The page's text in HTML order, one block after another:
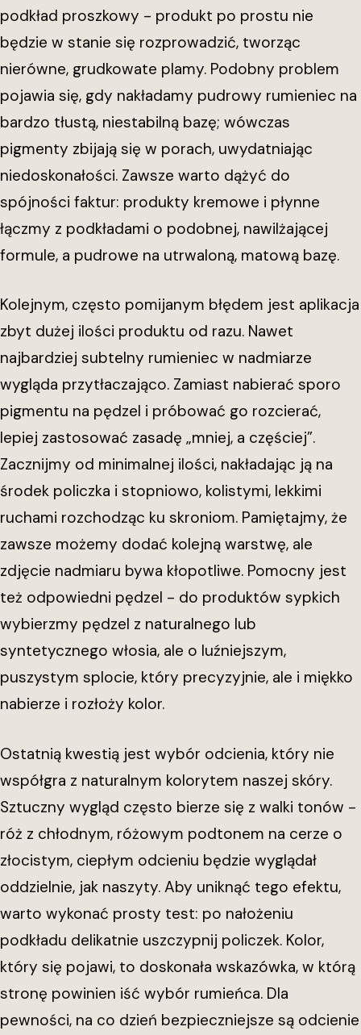
podkład proszkowy - produkt po prostu nie
będzie w stanie się rozprowadzić, tworząc
nierówne, grudkowate plamy. Podobny problem
pojawia się, gdy nakładamy pudrowy rumieniec na
bardzo tłustą, niestabilną bazę; wówczas
pigmenty zbijają się w porach, uwydatniając
niedoskonałości. Zawsze warto dążyć do
spójności faktur: produkty kremowe i płynne
łączmy z podkładami o podobnej, nawilżającej
formule, a pudrowe na utrwaloną, matową bazę.
Kolejnym, często pomijanym błędem jest aplikacja
zbyt dużej ilości produktu od razu. Nawet
najbardziej subtelny rumieniec w nadmiarze
wygląda przytłaczająco. Zamiast nabierać sporo
pigmentu na pędzel i próbować go rozcierać,
lepiej zastosować zasadę „mniej, a częściej”.
Zacznijmy od minimalnej ilości, nakładając ją na
środek policzka i stopniowo, kolistymi, lekkimi
ruchami rozchodząc ku skroniom. Pamiętajmy, że
zawsze możemy dodać kolejną warstwę, ale
zdjęcie nadmiaru bywa kłopotliwe. Pomocny jest
też odpowiedni pędzel - do produktów sypkich
wybierzmy pędzel z naturalnego lub
syntetycznego włosia, ale o luźniejszym,
puszystym splocie, który precyzyjnie, ale i miękko
nabierze i rozłoży kolor.
Ostatnią kwestią jest wybór odcienia, który nie
współgra z naturalnym kolorytem naszej skóry.
Sztuczny wygląd często bierze się z walki tonów -
róż z chłodnym, różowym podtonem na cerze o
złocistym, ciepłym odcieniu będzie wyglądał
oddzielnie, jak naszyty. Aby uniknąć tego efektu,
warto wykonać prosty test: po nałożeniu
podkładu delikatnie uszczypnij policzek. Kolor,
który się pojawi, to doskonała wskazówka, w którą
stronę powinien iść wybór rumieńca. Dla
pewności, na co dzień bezpieczniejsze są odcienie